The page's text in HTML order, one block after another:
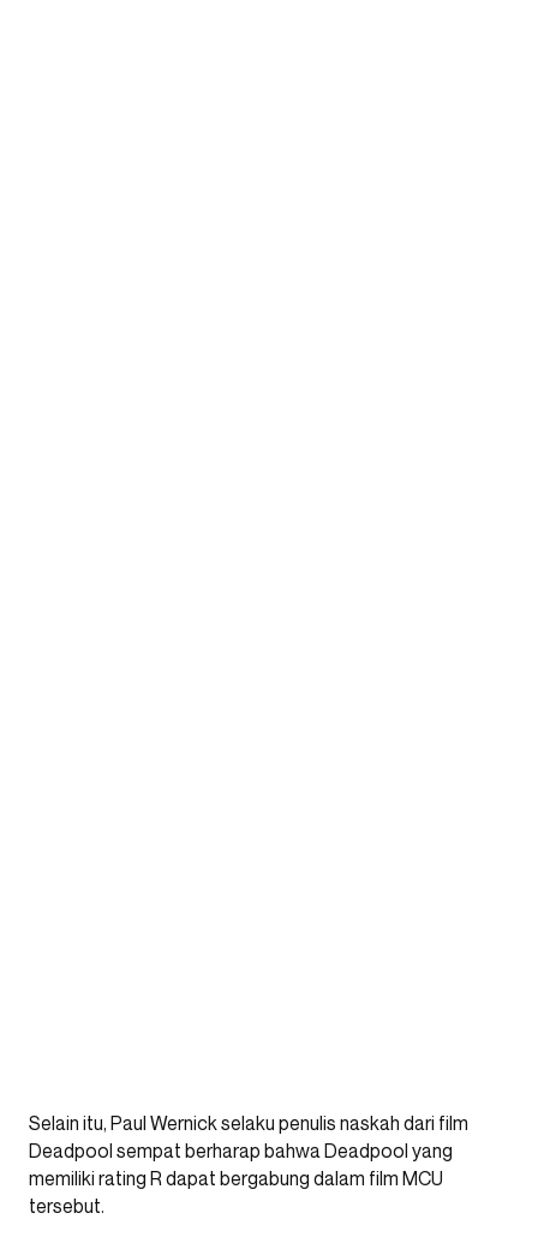
Selain itu, Paul Wernick selaku penulis naskah dari film
Deadpool sempat berharap bahwa Deadpool yang
memiliki rating R dapat bergabung dalam film MCU
tersebut.